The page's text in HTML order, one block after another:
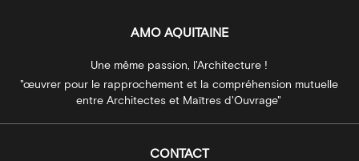
AMO AQUITAINE
Une même passion, l'Architecture !
"œuvrer pour le rapprochement et la compréhension mutuelle
entre Architectes et Maïtres d'Ouvrage"
CONTACT